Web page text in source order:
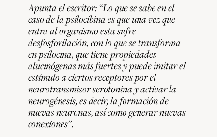
Apunta el escritor: “Lo que se sabe en el
caso de la psilocibina es que una vez que
entra al organismo esta sufre
desfosforilación, con lo que se transforma
en psilocina, que tiene propiedades
alucinógenas más fuertes y puede imitar el
estímulo a ciertos receptores por el
neurotransmisor serotonina y activar la
neurogénesis, es decir, la formación de
nuevas neuronas, así como generar nuevas
conexiones”.